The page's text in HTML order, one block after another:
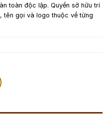
toàn độc lập. Quyền sở hữu trí
tên gọi và logo thuộc về từng